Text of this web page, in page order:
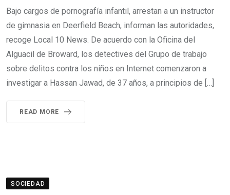
Bajo cargos de pornografía infantil, arrestan a un instructor
de gimnasia en Deerfield Beach, informan las autoridades,
recoge Local 10 News. De acuerdo con la Oficina del
Alguacil de Broward, los detectives del Grupo de trabajo
sobre delitos contra los niños en Internet comenzaron a
investigar a Hassan Jawad, de 37 años, a principios de […]
READ MORE
SOCIEDAD